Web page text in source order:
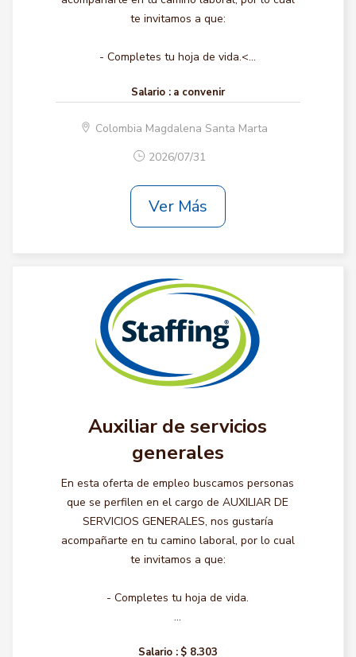
te invitamos a que:
- Completes tu hoja de vida.<...
Salario : a convenir
Colombia Magdalena Santa Marta
2026/07/31
Ver Más
Auxiliar de servicios
generales
En esta oferta de empleo buscamos personas
que se perfilen en el cargo de AUXILIAR DE
SERVICIOS GENERALES, nos gustaría
acompañarte en tu camino laboral, por lo cual
te invitamos a que:
- Completes tu hoja de vida.
...
Salario : $ 8.303